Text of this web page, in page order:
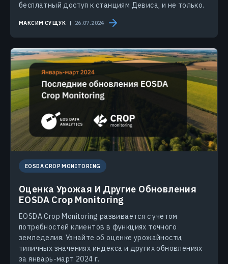
бесплатный доступ к станциям Девиса, и не только.
МАКСИМ СУЩУК 26.07.2024
EOSDA CROP MONITORING
Оценка Урожая И Другие Обновления
EOSDA Crop Monitoring
EOSDA Crop Monitoring развивается с учетом
потребностей клиентов в функциях точного
земледелия. Узнайте об оценке урожайности,
типичных значениях индекса и других обновлениях
за январь-март 2024 г.